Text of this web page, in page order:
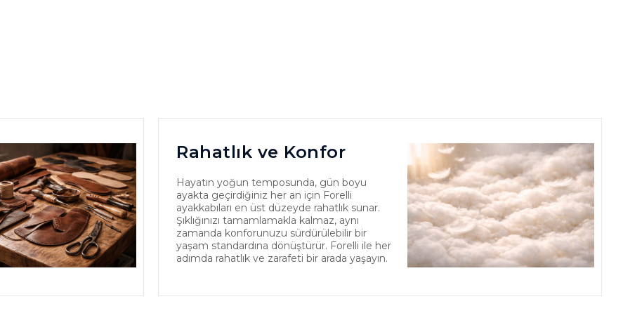
Rahatlık ve Konfor
Hayatın yoğun temposunda, gün boyu
ayakta geçirdiğiniz her an için Forelli
ayakkabıları en üst düzeyde rahatlık sunar.
Şıklığınızı tamamlamakla kalmaz, aynı
zamanda konforunuzu sürdürülebilir bir
yaşam standardına dönüştürür. Forelli ile her
adımda rahatlık ve zarafeti bir arada yaşayın.